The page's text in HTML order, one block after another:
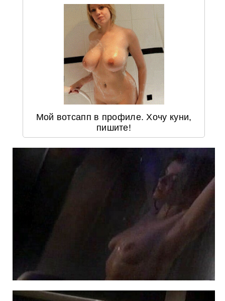
Мой вотсапп в профиле. Хочу куни,
пишите!